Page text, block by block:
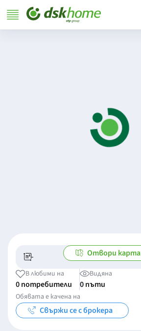
- -/-
Отвори карта
В любими на
0 потребители
Видяна
0 пъти
Обявата е качена на
Свържи се с брокера